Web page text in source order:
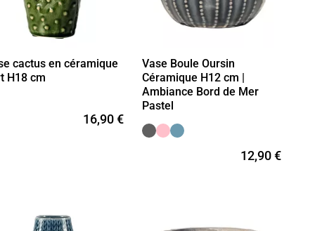
cactus en céramique
H18 cm
16,90 €
Vase Boule Oursin
Céramique H12 cm |
Ambiance Bord de Mer
Pastel
12,90 €